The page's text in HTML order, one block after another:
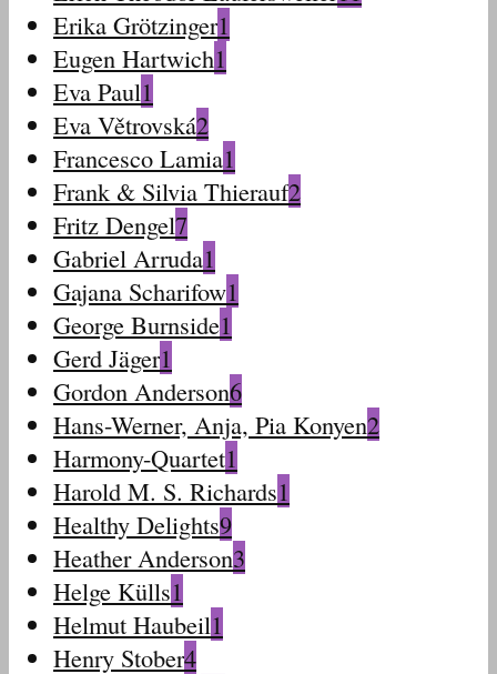
Erika Grötzinger1
Eugen Hartwich1
Eva Paul1
Eva Větrovská2
Francesco Lamia1
Frank & Silvia Thierauf2
Fritz Dengel7
Gabriel Arruda1
Gajana Scharifow1
George Burnside1
Gerd Jäger1
Gordon Anderson6
Hans-Werner, Anja, Pia Konyen2
Harmony-Quartet1
Harold M. S. Richards1
Healthy Delights9
Heather Anderson3
Helge Külls1
Helmut Haubeil1
Henry Stober4